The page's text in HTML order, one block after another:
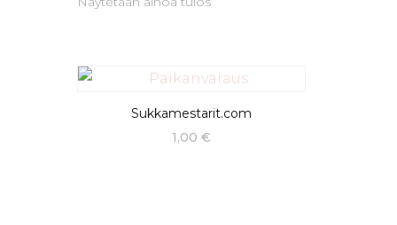
Sukkamestarit.com
1,00 €